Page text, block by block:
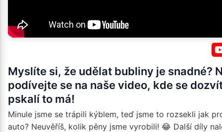
Myslíte si, že udělat bubliny je snadné?
podívejte se na naše video, kde se
pskalí to má!
Minule jsme se trápili kýblem, teď jsme to rozsekli jak
auto? Neuvěříš, kolik pěny jsme vyrobili! 😂 Další díly